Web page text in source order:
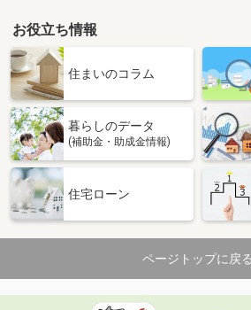
長野県松本市村井町北２丁目
価 格
長野県松本市村
専有面積 40.07m²
間取り
長野県諏訪市高島４
住 所
長野県諏訪市高
専有面積 23.61m²
間取り
1K
長野県小諸市大字森山
お役立ち情報
住まいのコラム
暮らしのデータ
(補助金・助成金情報)
住宅ローン
ページトップに戻る